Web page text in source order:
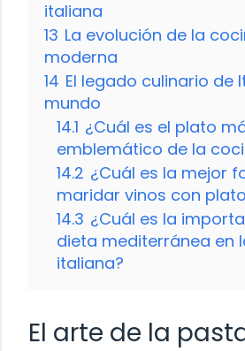
italiana
13 La evolución de la
moderna
14 El legado culinario de
mundo
14.1 ¿Cuál es el plato
emblemático de la
14.2 ¿Cuál es la mejor
maridar vinos con
14.3 ¿Cuál es la
dieta mediterránea en
italiana?
El arte de la